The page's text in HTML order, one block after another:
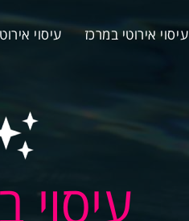
עיסוי אירוטי במרכז עיסוי
עיסוי